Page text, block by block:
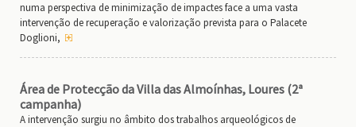
numa perspectiva de minimização de impactes face a uma vasta
intervenção de recuperação e valorização prevista para o Palacete
Doglioni,
Área de Protecção da Villa das Almoínhas, Loures (2ª
campanha)
A intervenção surgiu no âmbito dos trabalhos arqueológicos de